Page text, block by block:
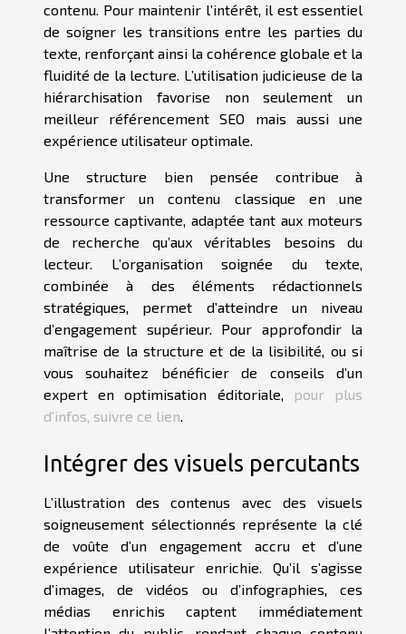
contenu. Pour maintenir l’intérêt, il est essentiel
de soigner les transitions entre les parties du
texte, renforçant ainsi la cohérence globale et la
fluidité de la lecture. L’utilisation judicieuse de la
hiérarchisation favorise non seulement un
meilleur référencement SEO mais aussi une
expérience utilisateur optimale.
Une structure bien pensée contribue à
transformer un contenu classique en une
ressource captivante, adaptée tant aux moteurs
de recherche qu’aux véritables besoins du
lecteur. L’organisation soignée du texte,
combinée à des éléments rédactionnels
stratégiques, permet d’atteindre un niveau
d’engagement supérieur. Pour approfondir la
maîtrise de la structure et de la lisibilité, ou si
vous souhaitez bénéficier de conseils d’un
expert en optimisation éditoriale,
pour plus
d'infos, suivre ce lien.
Intégrer des visuels percutants
L’illustration des contenus avec des visuels
soigneusement sélectionnés représente la clé
de voûte d’un engagement accru et d’une
expérience utilisateur enrichie. Qu’il s’agisse
d’images, de vidéos ou d’infographies, ces
médias enrichis captent immédiatement